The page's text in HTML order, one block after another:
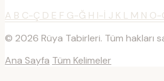
A B C-Ç D E F G-Ğ H I-İ J K L M N O-
© 2026 Rüya Tabirleri. Tüm hakları
Ana Sayfa Tüm Kelimeler